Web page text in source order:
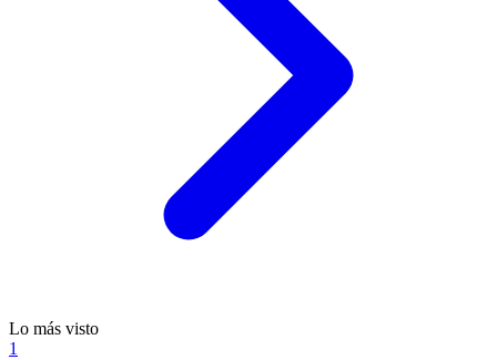
Lo más visto
1